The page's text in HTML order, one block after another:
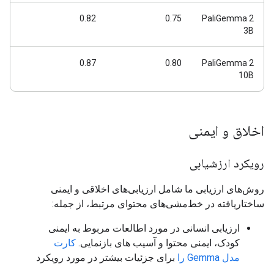
PaliGemma 2
3B
0.75
0.82
PaliGemma 2
10B
0.80
0.87
اخلاق و ایمنی
رویکرد ارزشیابی
روش‌های ارزیابی ما شامل ارزیابی‌های اخلاقی و ایمنی
ساختاریافته در خط‌مشی‌های محتوای مرتبط، از جمله:
ارزیابی انسانی در مورد اطالعات مربوط به ایمنی
کودک، ایمنی محتوا و آسیب های بازنمایی. کارت
مدل Gemma را
برای جزئیات بیشتر در مورد رویکرد